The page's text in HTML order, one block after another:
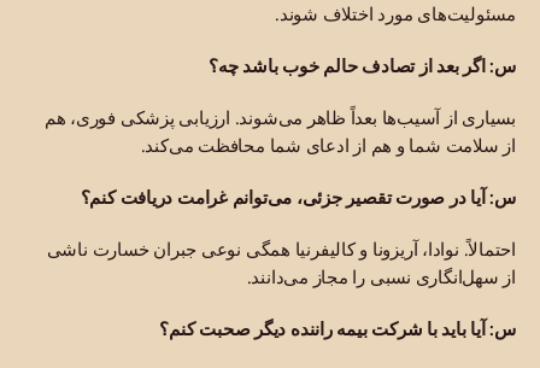
مسئولیت‌های مورد اختلاف شوند.
س: اگر بعد از تصادف حالم خوب باشد چه؟
بسیاری از آسیب‌ها بعداً ظاهر می‌شوند. ارزیابی پزشکی فوری، هم
از سلامت شما و هم از ادعای شما محافظت می‌کند.
س: آیا در صورت تقصیر جزئی، می‌توانم غرامت دریافت کنم؟
احتمالاً. نوادا، آریزونا و کالیفرنیا همگی نوعی جبران خسارت ناشی
از سهل‌انگاری نسبی را مجاز می‌دانند.
س: آیا باید با شرکت بیمه راننده دیگر صحبت کنم؟